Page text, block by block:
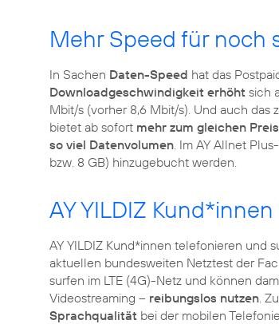
Mehr Speed für noch
In Sachen Daten-Speed hat das
Downloadgeschwindigkeit erhöht sich
Mbit/s (vorher 8,6 Mbit/s). Und auch
bietet ab sofort mehr zum gleichen Preis
so viel Datenvolumen . Im AY Allnet
AY YILDIZ
AY YILDIZ Kund*innen telefonieren und
aktuellen bundesweiten Netztest der
surfen im LTE (4G)-Netz und können
Videostreaming – reibungslos nutzen .
Sprachqualität